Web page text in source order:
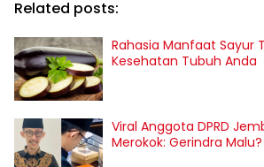
Related posts:
Rahasia Manfaat Sayur
Kesehatan Tubuh Anda
Viral Anggota DPRD
Merokok: Gerindra Malu?